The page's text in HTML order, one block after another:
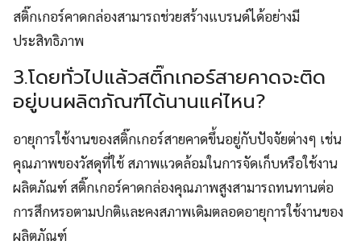
สติ๊กเกอร์คาดกล่องสามารถช่วยสร้างแบรนด์ได้อย่างมี
ประสิทธิภาพ
3.โดยทั่วไปแล้วสติ๊กเกอร์สายคาดจะติด
อยู่บนผลิตภัณฑ์ได้นานแค่ไหน?
อายุการใช้งานของสติ๊กเกอร์สายคาดขึ้นอยู่กับปัจจัยต่างๆ เช่น
คุณภาพของวัสดุที่ใช้ สภาพแวดล้อมในการจัดเก็บหรือใช้งาน
ผลิตภัณฑ์ สติ๊กเกอร์คาดกล่องคุณภาพสูงสามารถทนทานต่อ
การสึกหรอตามปกติและคงสภาพเดิมตลอดอายุการใช้งานของ
ผลิตภัณฑ์